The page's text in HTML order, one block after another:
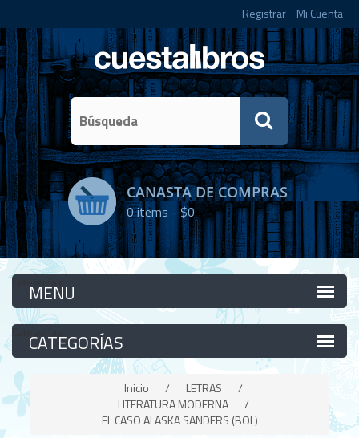
Registrar Mi Cuenta
CANASTA DE COMPRAS
0items -$0
Categorías
Categorías
Inicio / LETRAS
/
LITERATURA MODERNA
/
EL CASO ALASKA SANDERS (BOL)